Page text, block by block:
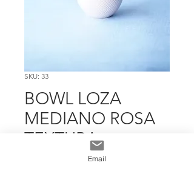
SKU: 33
BOWL LOZA
MEDIANO ROSA
TEXTURA
Email